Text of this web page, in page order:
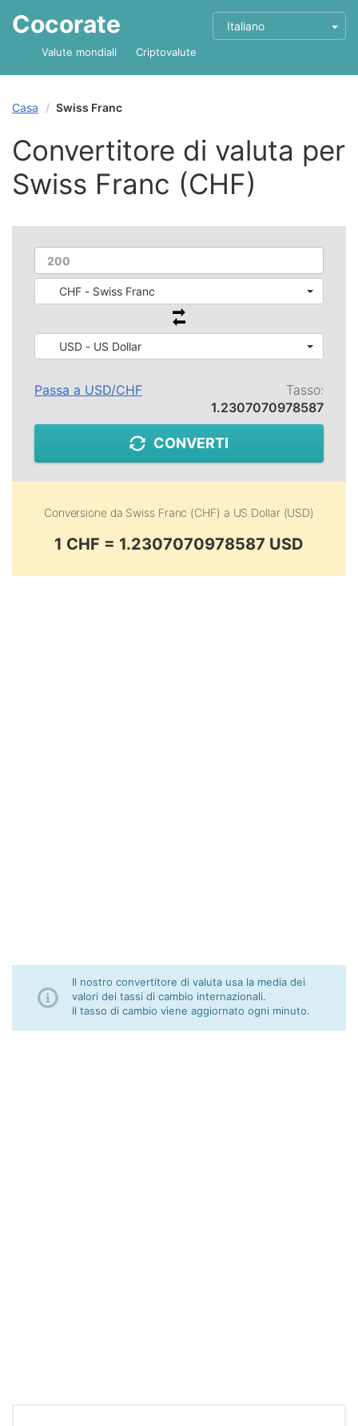
Cocorate Italiano
Valute mondiali Criptovalute
Casa Swiss Franc
Convertitore di valuta per
Swiss Franc (CHF)
CHF - Swiss Franc
USD - US Dollar
Passa a USD/CHF
Tasso:
1.2307070978587
CONVERTI
Conversione da Swiss Franc (CHF) a US Dollar (USD)
1 CHF = 1.2307070978587 USD
Il nostro convertitore di valuta usa la media dei
valori dei tassi di cambio internazionali.
Il tasso di cambio viene aggiornato ogni minuto.